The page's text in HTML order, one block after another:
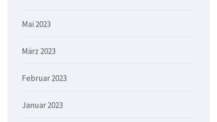
Mai 2023
März 2023
Februar 2023
Januar 2023